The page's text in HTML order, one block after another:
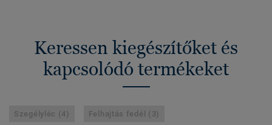
Keressen kiegészítőket és
kapcsolódó termékeket
Szegélyléc (4) Felhajtás fedél (3)